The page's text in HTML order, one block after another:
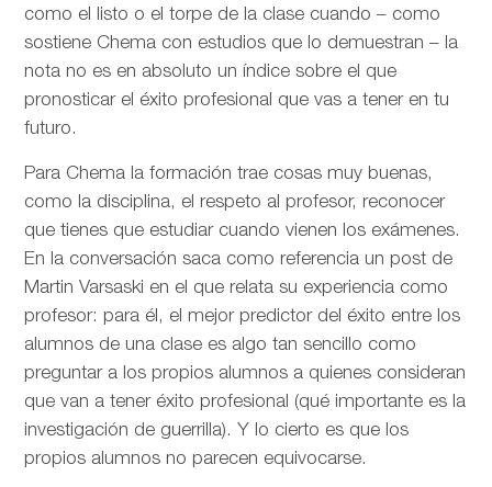
como el listo o el torpe de la clase cuando – como
sostiene Chema con estudios que lo demuestran – la
nota no es en absoluto un índice sobre el que
pronosticar el éxito profesional que vas a tener en tu
futuro.
Para Chema la formación trae cosas muy buenas,
como la disciplina, el respeto al profesor, reconocer
que tienes que estudiar cuando vienen los exámenes.
En la conversación saca como referencia un post de
Martin Varsaski en el que relata su experiencia como
profesor: para él, el mejor predictor del éxito entre los
alumnos de una clase es algo tan sencillo como
preguntar a los propios alumnos a quienes consideran
que van a tener éxito profesional (qué importante es la
investigación de guerrilla). Y lo cierto es que los
propios alumnos no parecen equivocarse.